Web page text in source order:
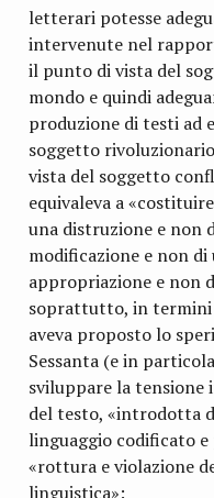
letterari potesse
intervenute nel
il punto di vista del
mondo e quindi
produzione di testi ad
soggetto
vista del soggetto
equivaleva a
una distruzione e non
modificazione e non
appropriazione e non
soprattutto, in
aveva proposto lo
Sessanta (e in
sviluppare la
del testo, «introdotta
linguaggio codificato
«rottura e violazione
linguistica»: